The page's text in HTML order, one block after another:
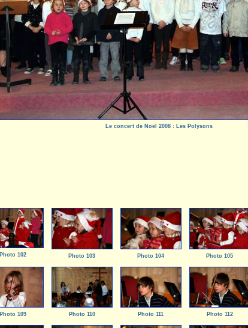
Le concert de Noël 2008 : Les Polysons
Photo 102 Photo 103 Photo 104 Photo 105
Photo 109 Photo 110 Photo 111 Photo 112